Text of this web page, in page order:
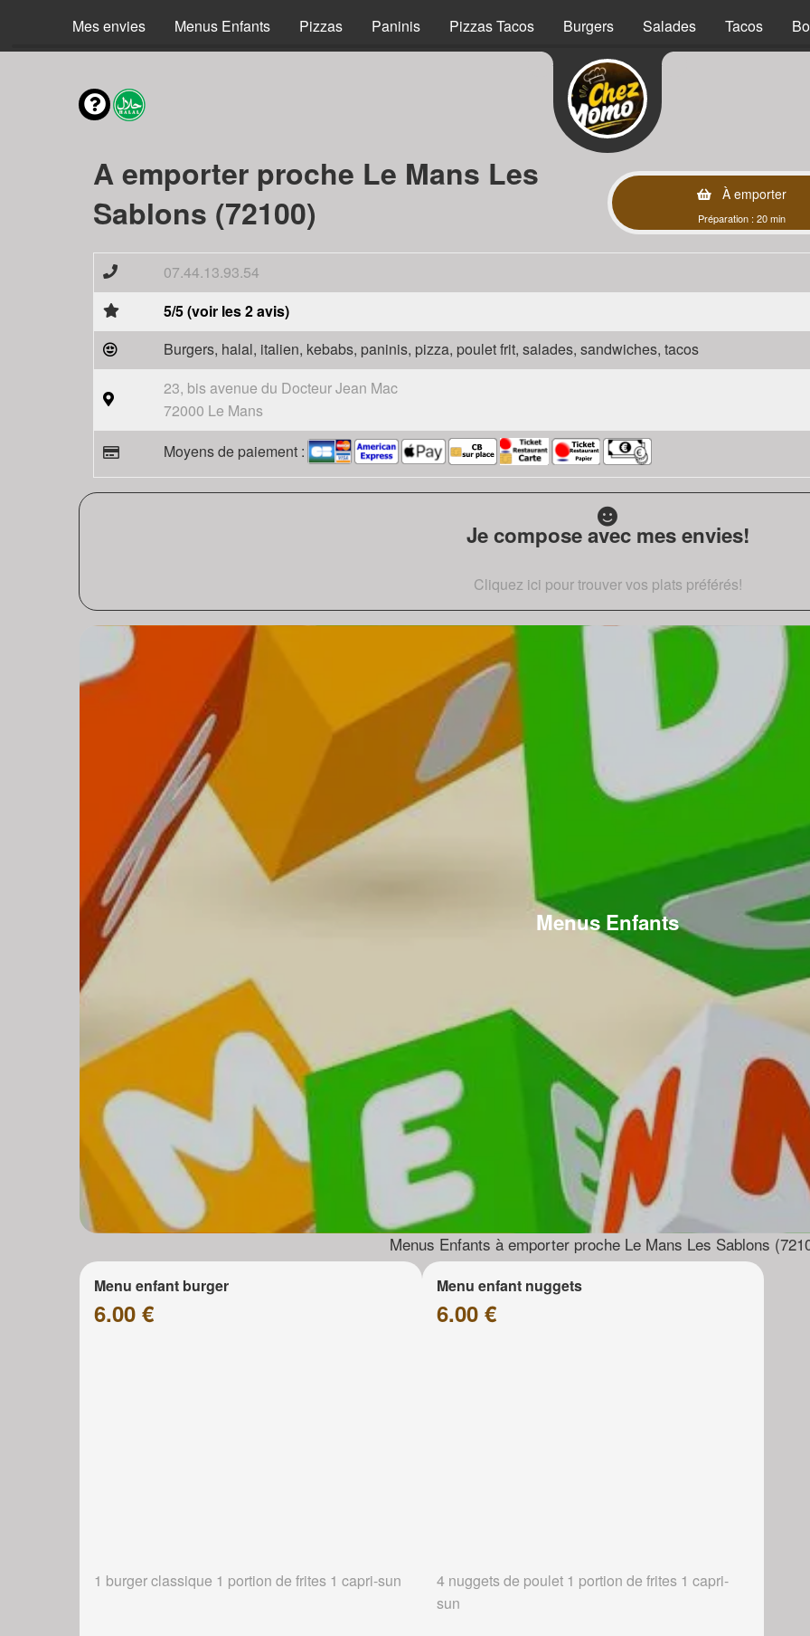
Mes envies Menus Enfants Pizzas Paninis Pizzas Tacos Burgers Salades Tacos
A emporter proche Le Mans Les
Sablons (72100)
À emporter
Préparation : 20 min
07.44.13.93.54
5/5 (voir les 2 avis)
Burgers, halal, italien, kebabs, paninis, pizza, poulet frit, salades, sandwiches, tacos
23, bis avenue du Docteur Jean Mac
72000 Le Mans
Moyens de paiement :
Je compose avec mes envies!
Cliquez ici pour trouver vos plats préférés!
Menus Enfants
Menus Enfants à emporter proche Le Mans Les Sablons
Menu enfant burger
6.00 €
1 burger classique 1 portion de frites 1 capri-sun
Menu enfant nuggets
6.00 €
4 nuggets de poulet 1 portion de frites 1 capri-
sun